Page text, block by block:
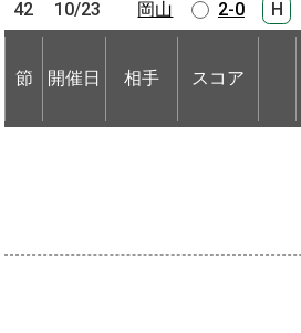
42 10/23 岡山 2-0 H
節 開催日 相手 スコア
42 10/23 岡山
節 開催日 相手